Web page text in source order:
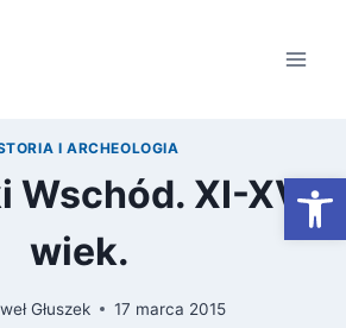
I ARCHEOLOGIA
Wschód. XI-XV
wiek.
Głuszek 17 marca 2015